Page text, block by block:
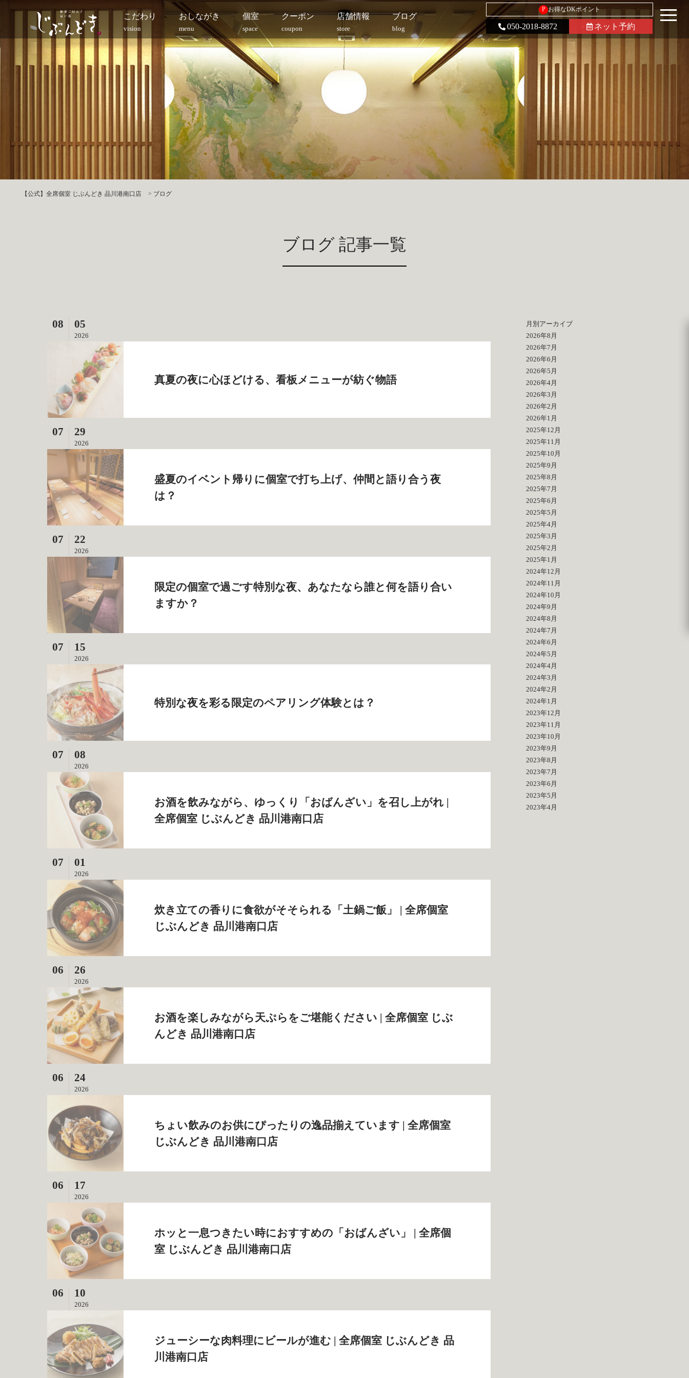
こだわり
vision
おしながき
menu
個室
space
クーポン
coupon
店舗情報
store
ブログ
blog
P お得なDKポイント
050-2018-8872 ネット予約
【公式】全席個室 じぶんどき 品川港南口店 > ブログ
ブログ 記事一覧
08 05
2026
真夏の夜に心ほどける、看板メニューが紡ぐ物語
07 29
2026
盛夏のイベント帰りに個室で打ち上げ、仲間と語り合う夜
は？
07 22
2026
限定の個室で過ごす特別な夜、あなたなら誰と何を語り合い
ますか？
07 15
2026
特別な夜を彩る限定のペアリング体験とは？
07 08
2026
お酒を飲みながら、ゆっくり「おばんざい」を召し上がれ |
全席個室 じぶんどき 品川港南口店
07 01
2026
炊き立ての香りに食欲がそそられる「土鍋ご飯」 | 全席個室
じぶんどき 品川港南口店
06 26
2026
お酒を楽しみながら天ぷらをご堪能ください | 全席個室 じぶ
んどき 品川港南口店
06 24
2026
ちょい飲みのお供にぴったりの逸品揃えています | 全席個室
じぶんどき 品川港南口店
06 17
2026
ホッと一息つきたい時におすすめの「おばんざい」 | 全席個
室 じぶんどき 品川港南口店
06 10
2026
ジューシーな肉料理にビールが進む | 全席個室 じぶんどき 品
川港南口店
月別アーカイブ
2026年8月
2026年7月
2026年6月
2026年5月
2026年4月
2026年3月
2026年2月
2026年1月
2025年12月
2025年11月
2025年10月
2025年9月
2025年8月
2025年7月
2025年6月
2025年5月
2025年4月
2025年3月
2025年2月
2025年1月
2024年12月
2024年11月
2024年10月
2024年9月
2024年8月
2024年7月
2024年6月
2024年5月
2024年4月
2024年3月
2024年2月
2024年1月
2023年12月
2023年11月
2023年10月
2023年9月
2023年8月
2023年7月
2023年6月
2023年5月
2023年4月